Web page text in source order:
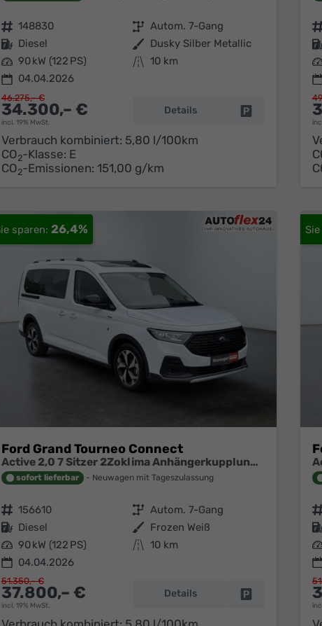
Fahrzeugnr. 148830 Getriebe Autom. 7-Gang
Kraftstoff Diesel Außenfarbe Dusky Silber Metallic
Leistung 90 kW (122 PS) Kilometerstand 10 km
04.04.2026
34.300,– €
incl. 19% MwSt.
46.275,– €
Details Fahrzeug parken
Verbrauch kombiniert: 5,80 l/100km
CO2-Klasse: E
CO2-Emissionen: 151,00 g/km
26,4%
Ford Grand Tourneo Connect
Active 2,0 7 Sitzer 2Zoklima Anhängerkupplung Panoramadach AGR Sitze Sitzheizung Einparkhilfe Kamera 17 Zoll Leichtmetall ACC
sofort lieferbar Neuwagen mit Tageszulassung
Fahrzeugnr. 156610 Getriebe Autom. 7-Gang
Kraftstoff Diesel Außenfarbe Frozen Weiß
Leistung 90 kW (122 PS) Kilometerstand 10 km
04.04.2026
37.800,– €
incl. 19% MwSt.
51.350,– €
Details Fahrzeug parken